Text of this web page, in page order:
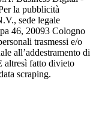
la pubblicità
sede legale
46, 20093 Cologno
trasmessi e/o
all’addestramento di
altresì fatto divieto
scraping.